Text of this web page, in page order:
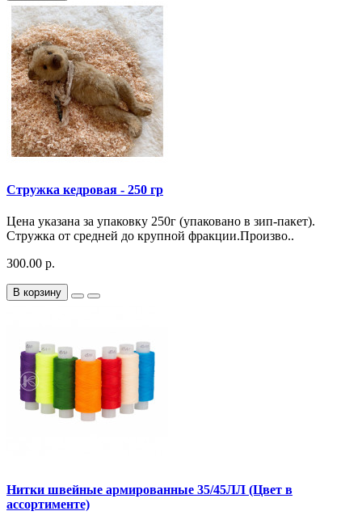
Стружка кедровая - 250 гр
Цена указана за упаковку 250г (упаковано в зип-пакет).
Стружка от средней до крупной фракции.Произво..
300.00 р.
В корзину
Нитки швейные армированные 35/45ЛЛ (Цвет в
ассортименте)